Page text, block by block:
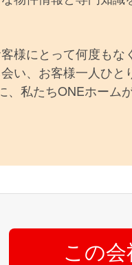
様にとって何度も
い、お客様一人ひ
、私たちONEホーム